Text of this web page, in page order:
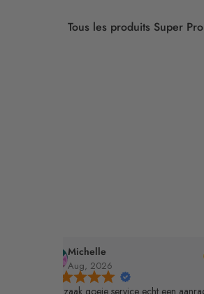
Tous les produits Super Pro
Gandalf
Aug, 2026